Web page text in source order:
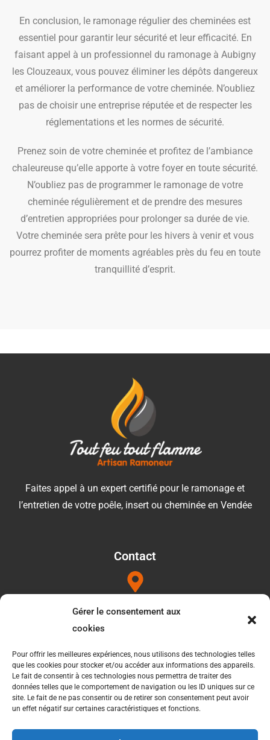
Gérer le consentement aux
cookies
Pour offrir les meilleures expériences, nous utilisons des technologies telles
que les cookies pour stocker et/ou accéder aux informations des appareils.
Le fait de consentir à ces technologies nous permettra de traiter des
données telles que le comportement de navigation ou les ID uniques sur ce
site. Le fait de ne pas consentir ou de retirer son consentement peut avoir
un effet négatif sur certaines caractéristiques et fonctions.
En conclusion, le ramonage régulier des cheminées est
essentiel pour garantir leur sécurité et leur efficacité. En
faisant appel à un professionnel du ramonage à Aubigny
les Clouzeaux, vous pouvez éliminer les dépôts dangereux
et améliorer la performance de votre cheminée. N’oubliez
pas de choisir une entreprise réputée et de respecter les
réglementations et les normes de sécurité.
Prenez soin de votre cheminée et profitez de l’ambiance
chaleureuse qu’elle apporte à votre foyer en toute sécurité.
N’oubliez pas de programmer le ramonage de votre
cheminée régulièrement et de prendre des mesures
d’entretien appropriées pour prolonger sa durée de vie.
Votre cheminée sera prête pour les hivers à venir et vous
pourrez profiter de moments agréables près du feu en toute
tranquillité d’esprit.
Faites appel à un expert certifié pour le ramonage et
l’entretien de votre poêle, insert ou cheminée en Vendée
Contact
1052b les Touilleres 85440 Talmont saint hilaire
Téléphone
06 34 27 49 21